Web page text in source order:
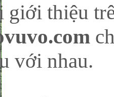
giới thiệu
với nhau.